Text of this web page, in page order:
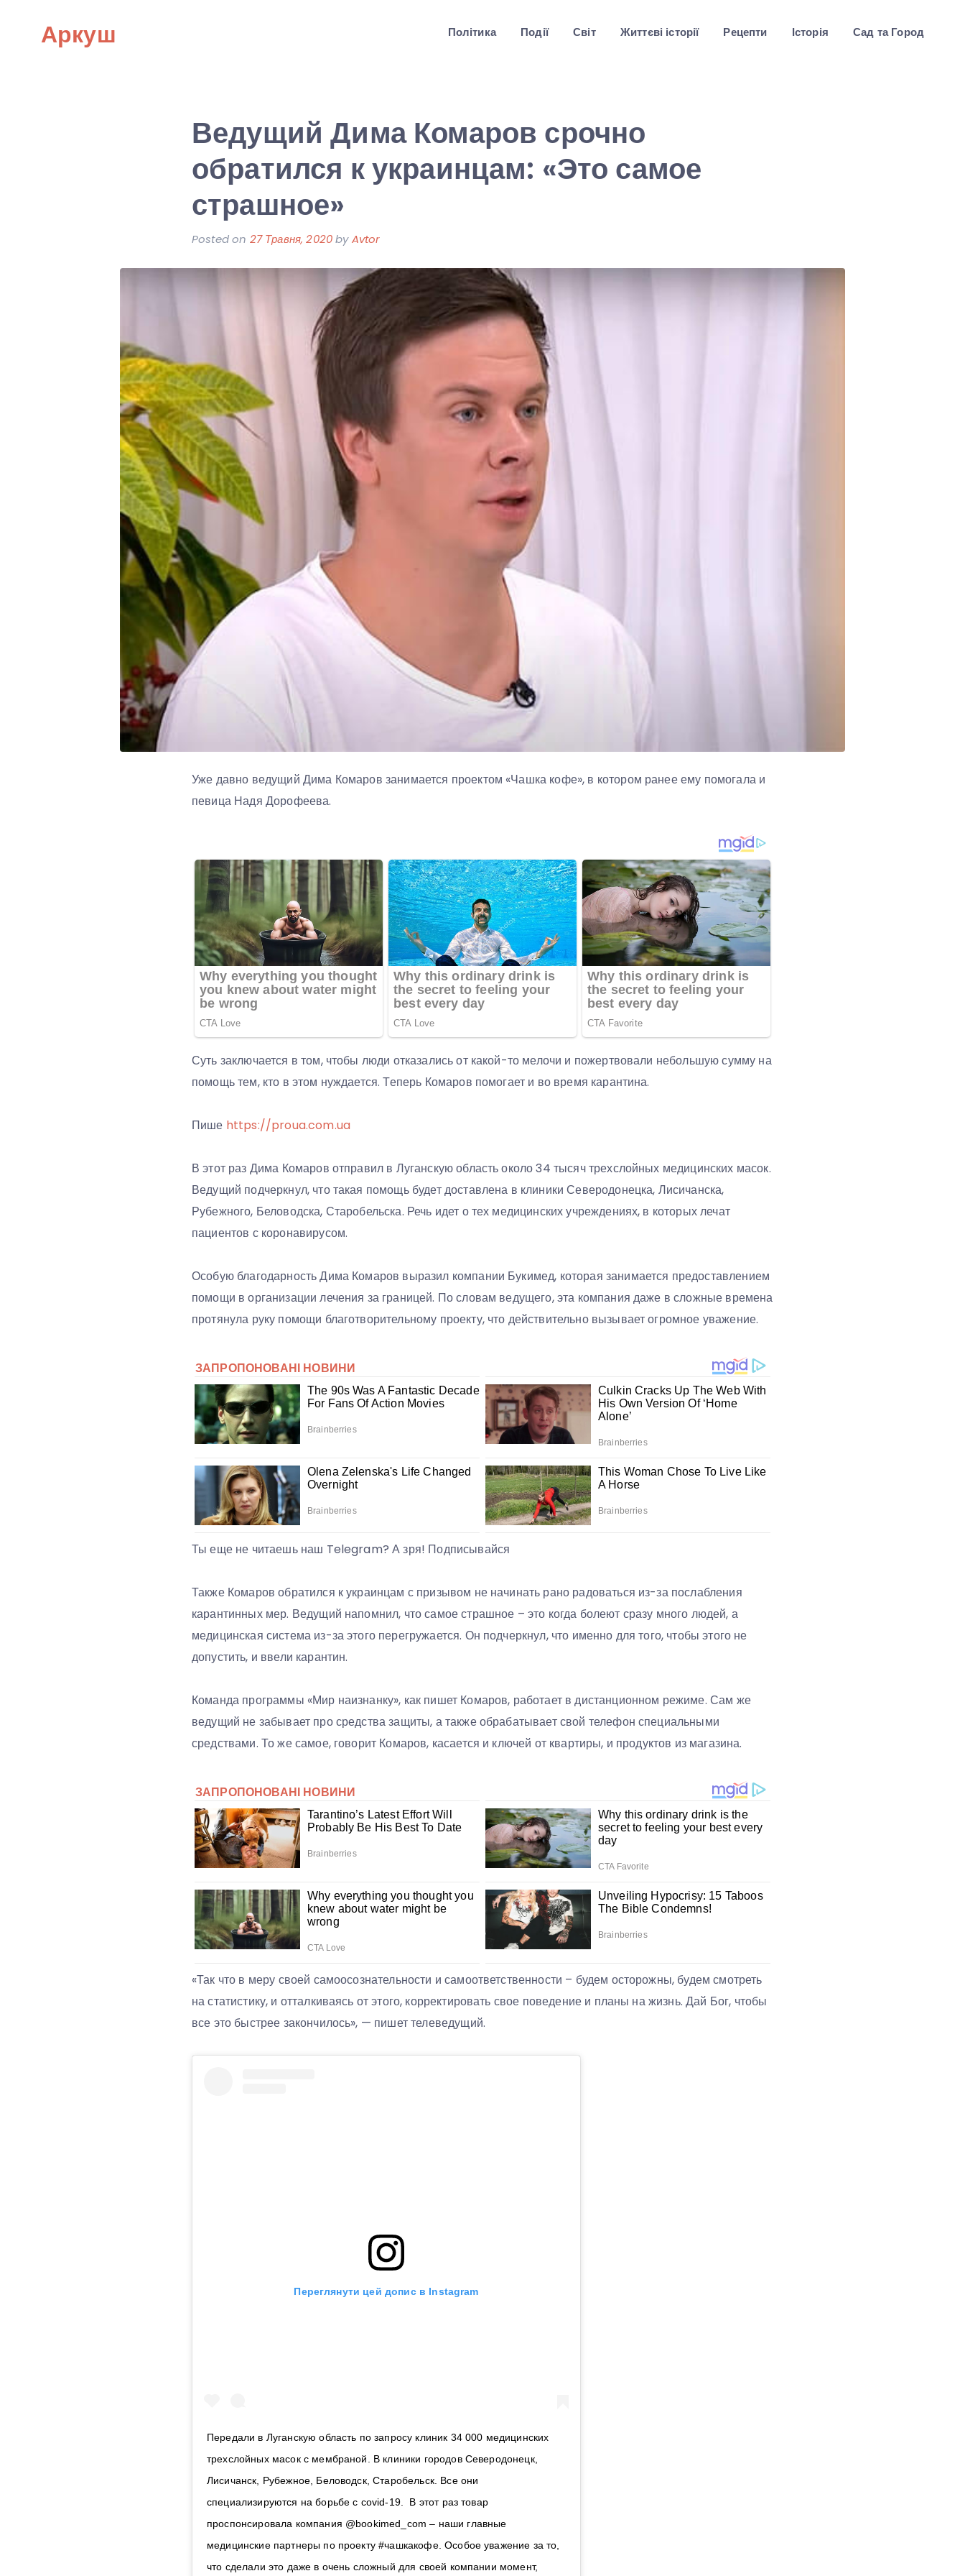
Аркуш Політика Події Світ Життєві історії Рецепти Історія Сад та Город
Ведущий Дима Комаров срочно
обратился к украинцам: «Это самое
страшное»
Posted on 27 Травня, 2020byAvtor
Уже давно ведущий Дима Комаров занимается проектом «Чашка кофе», в котором ранее ему помогала и
певица Надя Дорофеева.
Суть заключается в том, чтобы люди отказались от какой-то мелочи и пожертвовали небольшую сумму на
помощь тем, кто в этом нуждается. Теперь Комаров помогает и во время карантина.
Пише https://proua.com.ua
В этот раз Дима Комаров отправил в Луганскую область около 34 тысяч трехслойных медицинских масок.
Ведущий подчеркнул, что такая помощь будет доставлена в клиники Северодонецка, Лисичанска,
Рубежного, Беловодска, Старобельска. Речь идет о тех медицинских учреждениях, в которых лечат
пациентов с коронавирусом.
Особую благодарность Дима Комаров выразил компании Букимед, которая занимается предоставлением
помощи в организации лечения за границей. По словам ведущего, эта компания даже в сложные времена
протянула руку помощи благотворительному проекту, что действительно вызывает огромное уважение.
Ты еще не читаешь наш Telegram? А зря! Подписывайся
Также Комаров обратился к украинцам с призывом не начинать рано радоваться из-за послабления
карантинных мер. Ведущий напомнил, что самое страшное – это когда болеют сразу много людей, а
медицинская система из-за этого перегружается. Он подчеркнул, что именно для того, чтобы этого не
допустить, и ввели карантин.
Команда программы «Мир наизнанку», как пишет Комаров, работает в дистанционном режиме. Сам же
ведущий не забывает про средства защиты, а также обрабатывает свой телефон специальными
средствами. То же самое, говорит Комаров, касается и ключей от квартиры, и продуктов из магазина.
«Так что в меру своей самоосознательности и самоответственности – будем осторожны, будем смотреть
на статистику, и отталкиваясь от этого, корректировать свое поведение и планы на жизнь. Дай Бог, чтобы
все это быстрее закончилось», — пишет телеведущий.
Переглянути цей допис в Instagram
Передали в Луганскую область по запросу клиник 34 000 медицинских
трехслойных масок с мембраной. В клиники городов Северодонецк,
Лисичанск, Рубежное, Беловодск, Старобельск. Все они
специализируются на борьбе с covid-19. В этот раз товар
проспонсировала компания @bookimed_com – наши главные
медицинские партнеры по проекту #чашкакофе. Особое уважение за то,
что сделали это даже в очень сложный для своей компании момент,